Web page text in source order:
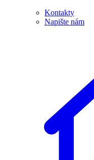
Kontakty
Napište nám